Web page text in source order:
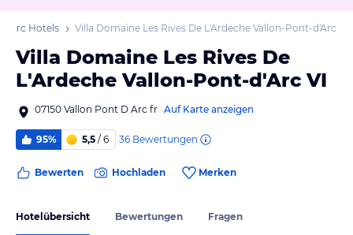
Hotels Villa Domaine Les Rives De L'Ardeche Vallon-Pont-d'Arc VI
Villa Domaine Les Rives De
L'Ardeche Vallon-Pont-d'Arc VI
07150 Vallon Pont D Arc fr Auf Karte anzeigen
95% 5,5 / 6 36 Bewertungen
Bewerten Hochladen Merken
Hotelübersicht Bewertungen Fragen